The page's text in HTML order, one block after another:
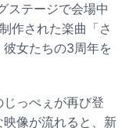
ステージで会場中
作された楽曲「さ
女たちの3周年を
っぺぇが再び登
像が流れると、新